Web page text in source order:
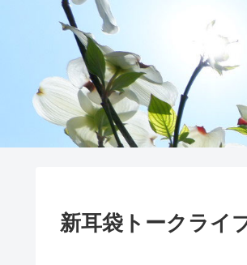
新耳袋トークライ